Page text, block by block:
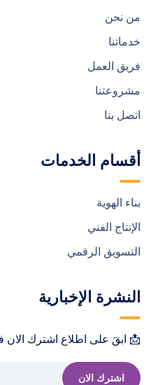
من نحن
خدماتنا
فريق العمل
مشروعتنا
اتصل بنا
أقسام الخدمات
بناء الهوية
الإنتاج الفني
التسويق الرقمي
النشرة الإخبارية
📩 ابقَ على اطلاع اشترك الان
اشترك الان